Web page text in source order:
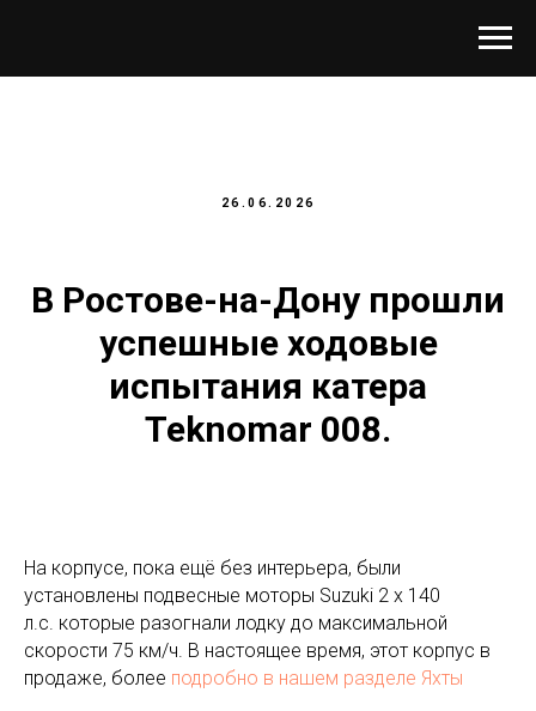
26.06.2026
В Ростове-на-Дону прошли
успешные ходовые
испытания катера
Teknomar 008.
На корпусе, пока ещё без интерьера, были
установлены подвесные моторы Suzuki 2 х 140
л.с. которые разогнали лодку до максимальной
скорости 75 км/ч. В настоящее время, этот корпус в
продаже, более подробно в нашем разделе Яхты